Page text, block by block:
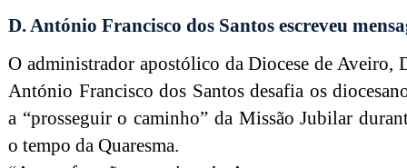
D. António Francisco dos Santos escreveu
O administrador apostólico da Diocese de Aveiro,
António Francisco dos Santos desafia os
a “prosseguir o caminho” da Missão Jubilar
o tempo da Quaresma.